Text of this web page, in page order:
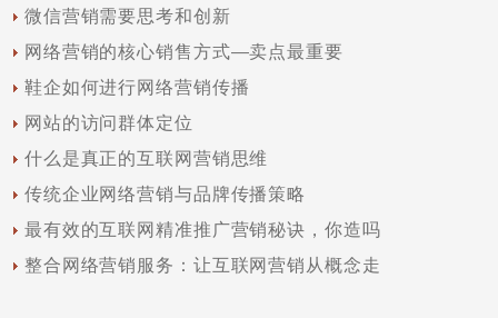
微信营销需要思考和创新
网络营销的核心销售方式—卖点最重要
鞋企如何进行网络营销传播
网站的访问群体定位
什么是真正的互联网营销思维
传统企业网络营销与品牌传播策略
最有效的互联网精准推广营销秘诀，你造吗
整合网络营销服务：让互联网营销从概念走